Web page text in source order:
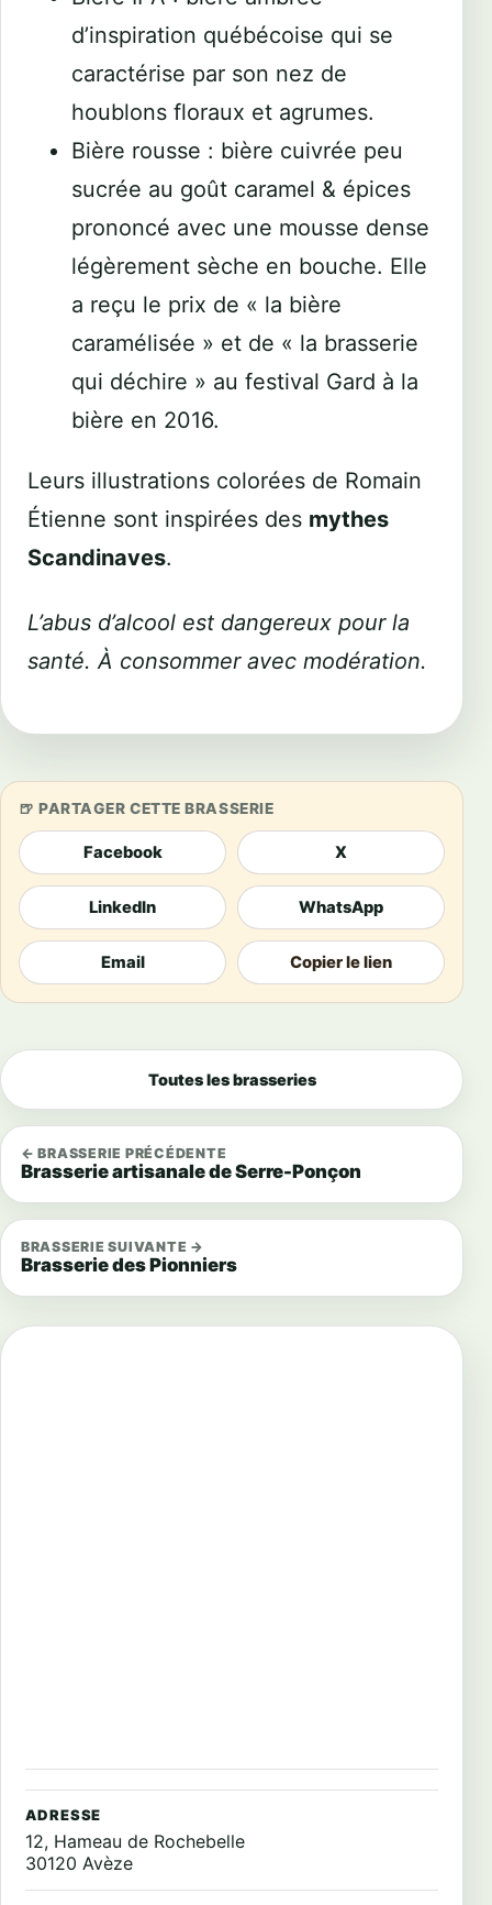
d’inspiration québécoise qui se
caractérise par son nez de
houblons floraux et agrumes.
Bière rousse : bière cuivrée peu
sucrée au goût caramel & épices
prononcé avec une mousse dense
légèrement sèche en bouche. Elle
a reçu le prix de « la bière
caramélisée » et de « la brasserie
qui déchire » au festival Gard à la
bière en 2016.
Leurs illustrations colorées de Romain
Étienne sont inspirées des mythes
Scandinaves.
L’abus d’alcool est dangereux pour la
santé. À consommer avec modération.
PARTAGER CETTE BRASSERIE
Facebook X
LinkedIn WhatsApp
Email Copier le lien
← BRASSERIE PRÉCÉDENTE
Brasserie artisanale de Serre-Ponçon
Toutes les brasseries
BRASSERIE SUIVANTE →
Brasserie des Pionniers
ADRESSE
12, Hameau de Rochebelle
30120 Avèze